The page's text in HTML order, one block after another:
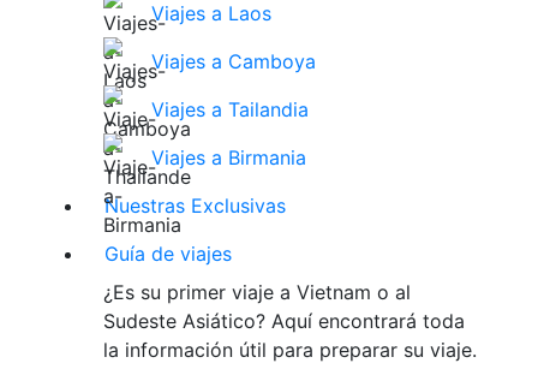
Viajes a Laos
Viajes a Camboya
Viajes a Tailandia
Viajes a Birmania
Nuestras Exclusivas
Guía de viajes
¿Es su primer viaje a Vietnam o al
Sudeste Asiático? Aquí encontrará toda
la información útil para preparar su viaje.